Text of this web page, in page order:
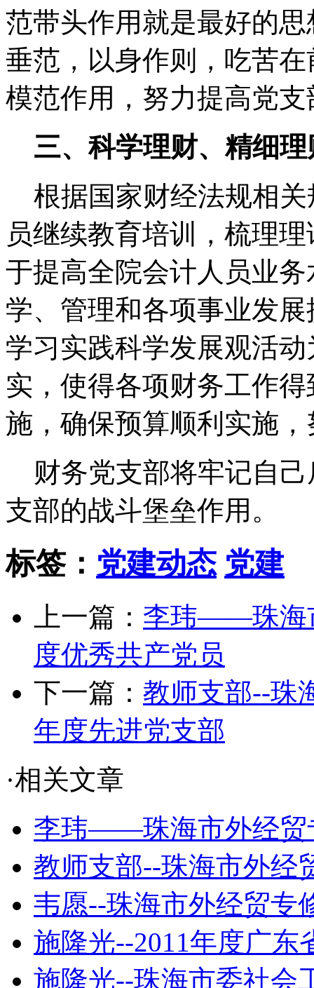
范带头作用就是最好的
垂范，以身作则，吃苦
模范作用，努力提高党
三、科学理财、精细
根据国家财经法规相关
员继续教育培训，梳理
于提高全院会计人员业
学、管理和各项事业发
学习实践科学发展观活
实，使得各项财务工作
施，确保预算顺利实施
财务党支部将牢记自己
支部的战斗堡垒作用。
标签： 党建动态 党建
上一篇： 李玮——珠海
度优秀共产党员
下一篇： 教师支部--珠
年度先进党支部
·相关文章
李玮——珠海市外经贸
教师支部--珠海市外经
韦愿--珠海市外经贸专
施隆光--2011年度广东
施隆光--珠海市委社会